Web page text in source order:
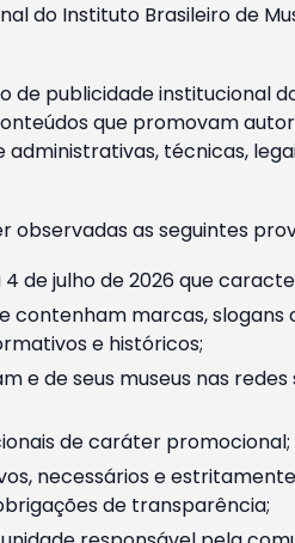
do Instituto Brasileiro de
publicidade institucional
que promovam
técnicas,
observadas as seguintes
julho de 2026 que
marcas,
e históricos;
de seus museus nas
de caráter promocional;
necessários e
de transparência;